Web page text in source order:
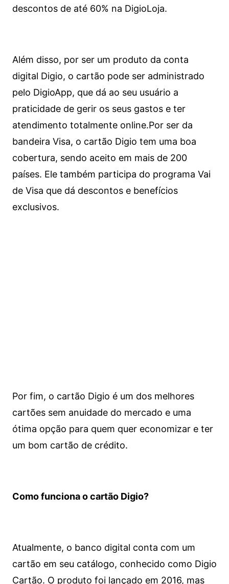
descontos de até 60% na DigioLoja.
Além disso, por ser um produto da conta
digital Digio, o cartão pode ser administrado
pelo DigioApp, que dá ao seu usuário a
praticidade de gerir os seus gastos e ter
atendimento totalmente online.Por ser da
bandeira Visa, o cartão Digio tem uma boa
cobertura, sendo aceito em mais de 200
países. Ele também participa do programa Vai
de Visa que dá descontos e benefícios
exclusivos.
Por fim, o cartão Digio é um dos melhores
cartões sem anuidade do mercado e uma
ótima opção para quem quer economizar e ter
um bom cartão de crédito.
Como funciona o cartão Digio?
Atualmente, o banco digital conta com um
cartão em seu catálogo, conhecido como Digio
Cartão. O produto foi lançado em 2016, mas